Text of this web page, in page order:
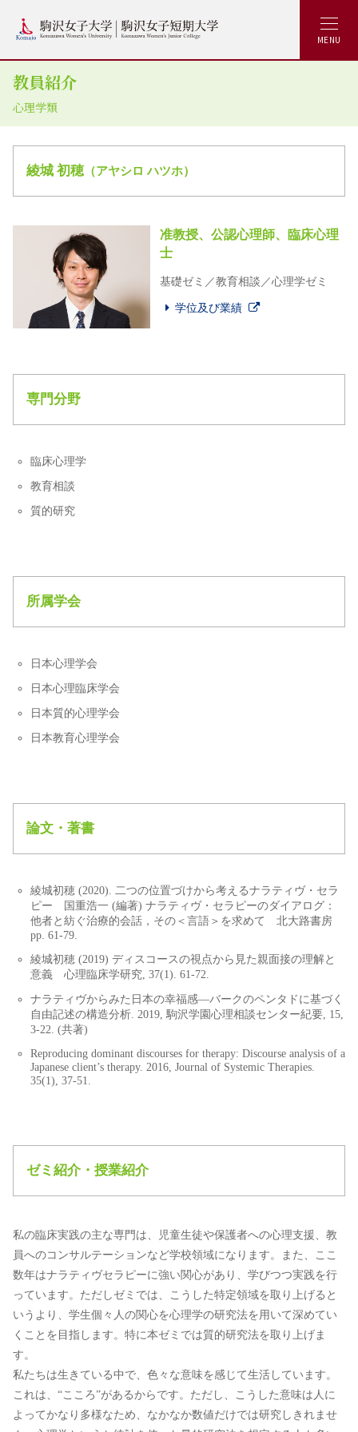
MENU
教員紹介
心理学類
綾城 初穂 （アヤシロ ハツホ）
准教授、公認心理師、臨床心理
士
基礎ゼミ／教育相談／心理学ゼミ
学位及び業績
専門分野
臨床心理学
教育相談
質的研究
所属学会
日本心理学会
日本心理臨床学会
日本質的心理学会
日本教育心理学会
論文・著書
綾城初穂 (2020). 二つの位置づけから考えるナラティヴ・セラ
ピー 国重浩一 (編著) ナラティヴ・セラピーのダイアログ：
他者と紡ぐ治療的会話，その＜言語＞を求めて 北大路書房
pp. 61-79.
綾城初穂 (2019) ディスコースの視点から見た親面接の理解と
意義 心理臨床学研究, 37(1). 61-72.
ナラティヴからみた日本の幸福感―バークのペンタドに基づく
自由記述の構造分析. 2019, 駒沢学園心理相談センター紀要, 15,
3-22. (共著)
Reproducing dominant discourses for therapy: Discourse analysis of a
Japanese client’s therapy. 2016, Journal of Systemic Therapies.
35(1), 37-51.
ゼミ紹介・授業紹介
私の臨床実践の主な専門は、児童生徒や保護者への心理支援、教
員へのコンサルテーションなど学校領域になります。また、ここ
数年はナラティヴセラピーに強い関心があり、学びつつ実践を行
っています。ただしゼミでは、こうした特定領域を取り上げると
いうより、学生個々人の関心を心理学の研究法を用いて深めてい
くことを目指します。特に本ゼミでは質的研究法を取り上げま
す。
私たちは生きている中で、色々な意味を感じて生活しています。
これは、“こころ”があるからです。ただし、こうした意味は人に
よってかなり多様なため、なかなか数値だけでは研究しきれませ